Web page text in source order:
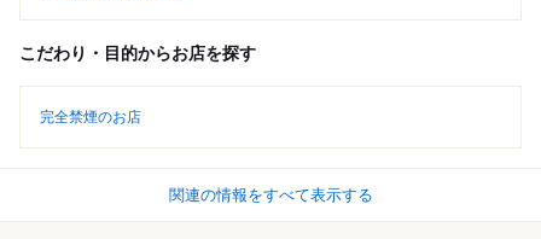
こだわり・目的からお店を探す
完全禁煙のお店
関連の情報をすべて表示する